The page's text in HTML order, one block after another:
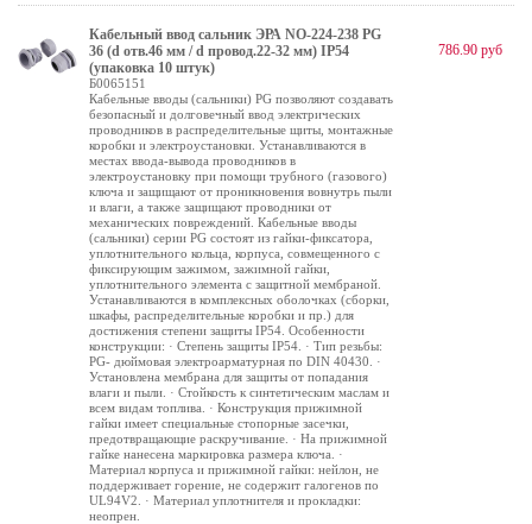
Кабельный ввод сальник ЭРА NO-224-238 PG
36 (d отв.46 мм / d провод.22-32 мм) IP54
(упаковка 10 штук)
Б0065151
Кабельные вводы (сальники) PG позволяют создавать
безопасный и долговечный ввод электрических
проводников в распределительные щиты, монтажные
коробки и электроустановки. Устанавливаются в
местах ввода-вывода проводников в
электроустановку при помощи трубного (газового)
ключа и защищают от проникновения вовнутрь пыли
и влаги, а также защищают проводники от
механических повреждений. Кабельные вводы
(сальники) серии PG состоят из гайки-фиксатора,
уплотнительного кольца, корпуса, совмещенного с
фиксирующим зажимом, зажимной гайки,
уплотнительного элемента с защитной мембраной.
Устанавливаются в комплексных оболочках (сборки,
шкафы, распределительные коробки и пр.) для
достижения степени защиты IP54. Особенности
конструкции: · Степень защиты IP54. · Тип резьбы:
PG- дюймовая электроарматурная по DIN 40430. ·
Установлена мембрана для защиты от попадания
влаги и пыли. · Стойкость к синтетическим маслам и
всем видам топлива. · Конструкция прижимной
гайки имеет специальные стопорные засечки,
предотвращающие раскручивание. · На прижимной
гайке нанесена маркировка размера ключа. ·
Материал корпуса и прижимной гайки: нейлон, не
поддерживает горение, не содержит галогенов по
UL94V2. · Материал уплотнителя и прокладки:
неопрен.
786.90 руб